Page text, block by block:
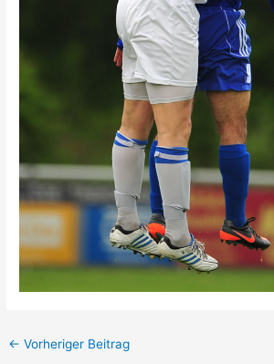
← Vorheriger Beitrag